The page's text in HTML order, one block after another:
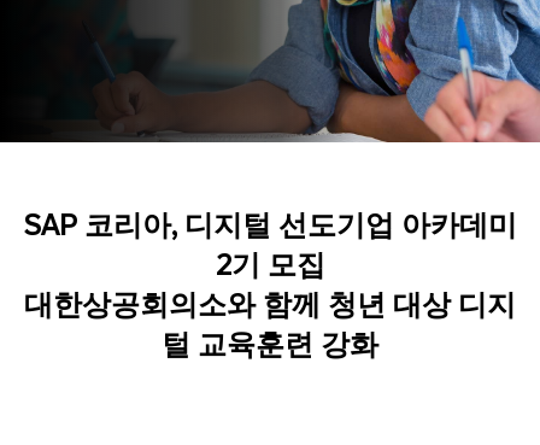
SAP 코리아, 디지털 선도기업 아카데미
2기
모집
대한상공회의소와 함께 청년 대상 디지
털 교육훈련 강화